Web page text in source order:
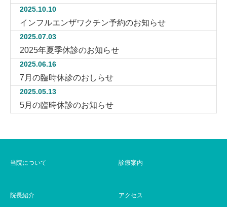
2025.10.10
インフルエンザワクチン予約のお知らせ
2025.07.03
2025年夏季休診のお知らせ
2025.06.16
7月の臨時休診のおしらせ
2025.05.13
5月の臨時休診のお知らせ
当院について 診療案内
院長紹介 アクセス